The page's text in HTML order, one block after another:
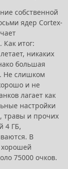
собственной
ядер Cortex-
Как итог:
никаких
большая
Не слишком
и не
лагает как
настройки
травы и прочих
4 ГБ,
В
хорошей
75000 очков.